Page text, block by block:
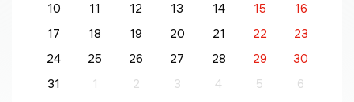
10
11 12 13 14 15
16
17
18 19 20 21 22
23
24
25 26 27 28 29
30
31
1 2 3 4 5 6